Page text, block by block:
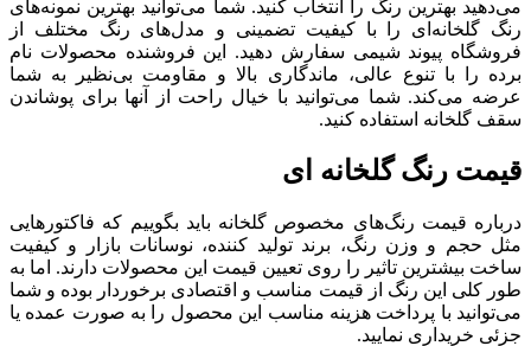
می‌دهید بهترین رنگ را انتخاب کنید. شما می‌توانید بهترین نمونه‌های
رنگ گلخانه‌ای را با کیفیت تضمینی و مدل‌های رنگ مختلف از
فروشگاه پیوند شیمی سفارش دهید. این فروشنده محصولات نام
برده را با تنوع عالی، ماندگاری بالا و مقاومت بی‌نظیر به شما
عرضه می‌کند. شما می‌توانید با خیال راحت از آنها برای پوشاندن
سقف گلخانه استفاده کنید.
قیمت رنگ گلخانه ای
درباره قیمت رنگ‌های مخصوص گلخانه باید بگوییم که فاکتورهایی
مثل حجم و وزن رنگ، برند تولید کننده، نوسانات بازار و کیفیت
ساخت بیشترین تاثیر را روی تعیین قیمت این محصولات دارند. اما به
طور کلی این رنگ از قیمت مناسب و اقتصادی برخوردار بوده و شما
می‌توانید با پرداخت هزینه مناسب این محصول را به صورت عمده یا
جزئی خریداری نمایید.